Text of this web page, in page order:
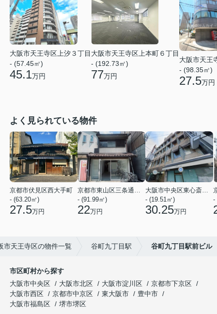
大阪市天王寺区上汐３丁目
- (57.45㎡)
45.1万円
大阪市天王寺区上本町６丁目
- (192.73㎡)
77万円
大阪市天王
- (98.35㎡)
27.5万円
よく見られている物件
京都市伏見区西大手町
- (63.20㎡)
27.5万円
- (91.99㎡)
22万円
- (19.51㎡)
30.25万円
-
市天王寺区の物件一覧 谷町九丁目駅 谷町九丁目駅前ビル
市区町村から探す
大阪市中央区
大阪市北区 大阪市淀川区
京都市下京区
大阪市西区
京都市中京区 東大阪市
豊中市
大阪市福島区
堺市堺区